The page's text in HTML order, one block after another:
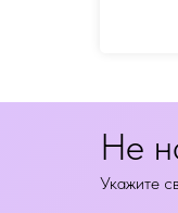
Не
Укажите